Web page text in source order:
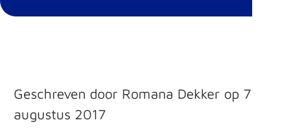
Geschreven door Romana Dekker op 7
augustus 2017